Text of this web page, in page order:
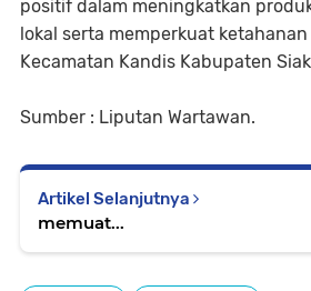
positif dalam meningkatkan
lokal serta memperkuat
Kecamatan Kandis Kabupaten
Sumber : Liputan Wartawan.
Artikel Selanjutnya
memuat...